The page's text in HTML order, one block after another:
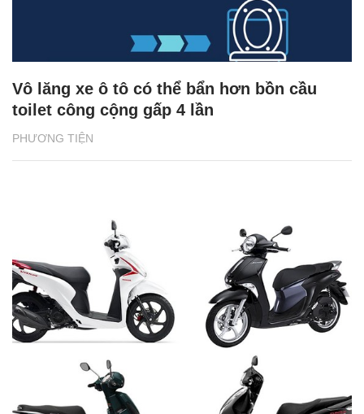
PHƯƠNG TIỆN
Vô lăng xe ô tô có thể bẩn hơn bồn cầu
toilet công cộng gấp 4 lần